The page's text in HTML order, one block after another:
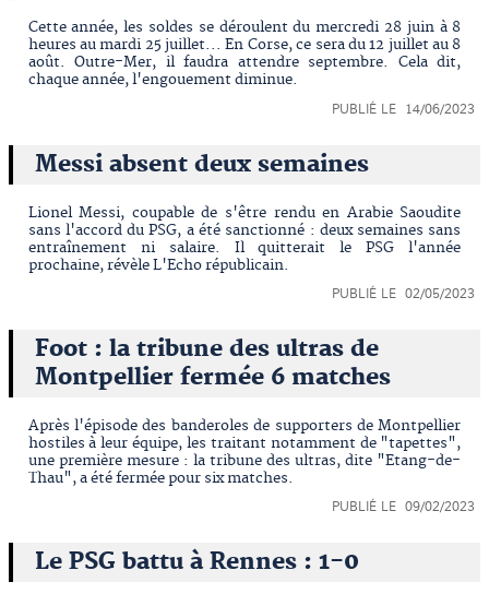
Cette année, les soldes se déroulent du mercredi 28 juin à 8
heures au mardi 25 juillet... En Corse, ce sera du 12 juillet au 8
août. Outre-Mer, il faudra attendre septembre. Cela dit,
chaque année, l'engouement diminue.
PUBLIÉ LE 14/06/2023
Messi absent deux semaines
Lionel Messi, coupable de s'être rendu en Arabie Saoudite
sans l'accord du PSG, a été sanctionné : deux semaines sans
entraînement ni salaire. Il quitterait le PSG l'année
prochaine, révèle L'Echo républicain.
PUBLIÉ LE 02/05/2023
Foot : la tribune des ultras de
Montpellier fermée 6 matches
Après l'épisode des banderoles de supporters de Montpellier
hostiles à leur équipe, les traitant notamment de "tapettes",
une première mesure : la tribune des ultras, dite "Etang-de-
Thau", a été fermée pour six matches.
PUBLIÉ LE 09/02/2023
Le PSG battu à Rennes : 1-0